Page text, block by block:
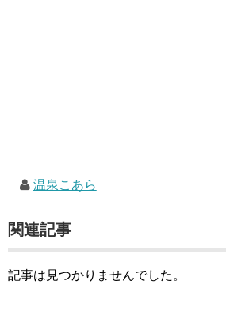
温泉こあら
関連記事
記事は見つかりませんでした。